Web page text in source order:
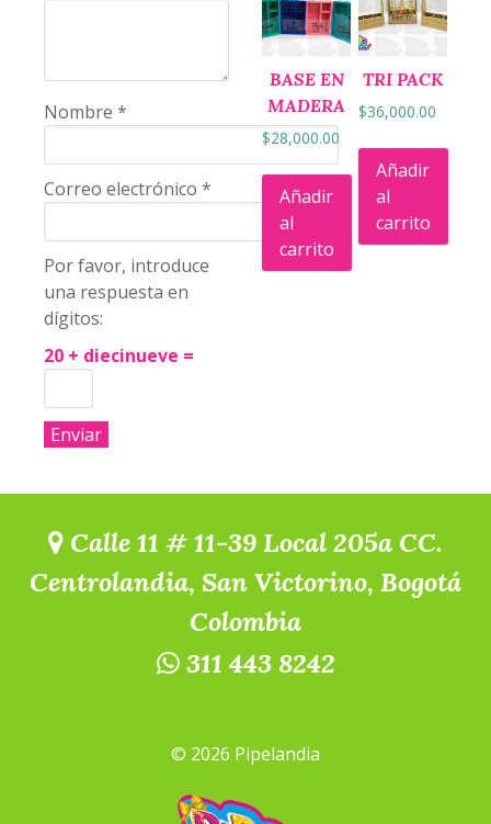
Nombre *
Correo electrónico *
Por favor, introduce
una respuesta en
dígitos:
20 + diecinueve =
BASE EN
MADERA
$28,000.00
Añadir
al
carrito
TRI PACK
$36,000.00
Añadir
al
carrito
Calle 11 # 11-39 Local 205a CC.
Centrolandia, San Victorino, Bogotá
Colombia
311 443 8242
© 2026 Pipelandia